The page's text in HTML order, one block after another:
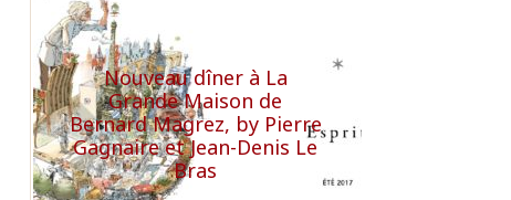
Nouveau dîner à La
Grande Maison de
Bernard Magrez, by Pierre
Gagnaire et Jean-Denis Le
Bras